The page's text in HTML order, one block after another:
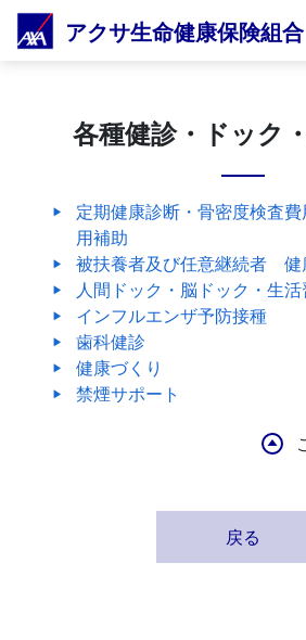
Skip
アクサ生命健康保険組合
各種健診・ドック
定期健康診断・骨密度検査
用補助
被扶養者及び任意継続者 健
人間ドック・脳ドック・生
インフルエンザ予防接種
歯科健診
健康づくり
禁煙サポート
戻る